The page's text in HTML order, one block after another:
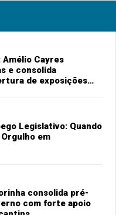
Cayres
e consolida
de exposições
Legislativo: Quando
em
consolida pré-
com forte apoio